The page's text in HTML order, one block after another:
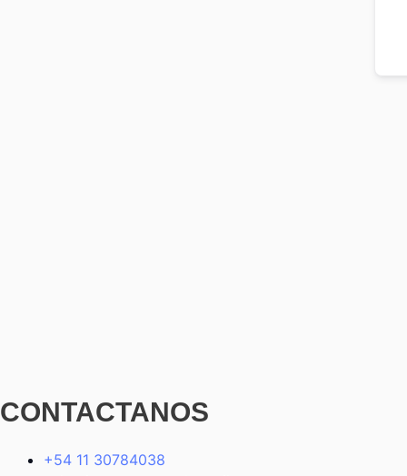
CONTACTANOS
+54 11 30784038